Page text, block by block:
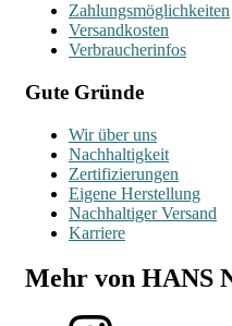
Zahlungsmöglichkeiten
Versandkosten
Verbraucherinfos
Gute Gründe
Wir über uns
Nachhaltigkeit
Zertifizierungen
Eigene Herstellung
Nachhaltiger Versand
Karriere
Mehr von HANS